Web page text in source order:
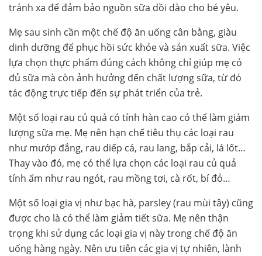
tránh xa để đảm bảo nguồn sữa dồi dào cho bé yêu.
Mẹ sau sinh cần một chế độ ăn uống cân bằng, giàu
dinh dưỡng để phục hồi sức khỏe và sản xuất sữa. Việc
lựa chọn thực phẩm đúng cách không chỉ giúp mẹ có
đủ sữa mà còn ảnh hưởng đến chất lượng sữa, từ đó
tác động trực tiếp đến sự phát triển của trẻ.
Một số loại rau củ quả có tính hàn cao có thể làm giảm
lượng sữa mẹ. Mẹ nên hạn chế tiêu thụ các loại rau
như mướp đắng, rau diếp cá, rau lang, bắp cải, lá lốt…
Thay vào đó, mẹ có thể lựa chọn các loại rau củ quả
tính ấm như rau ngót, rau mồng tơi, cà rốt, bí đỏ…
Một số loại gia vị như bạc hà, parsley (rau mùi tây) cũng
được cho là có thể làm giảm tiết sữa. Mẹ nên thận
trọng khi sử dụng các loại gia vị này trong chế độ ăn
uống hàng ngày. Nên ưu tiên các gia vị tự nhiên, lành